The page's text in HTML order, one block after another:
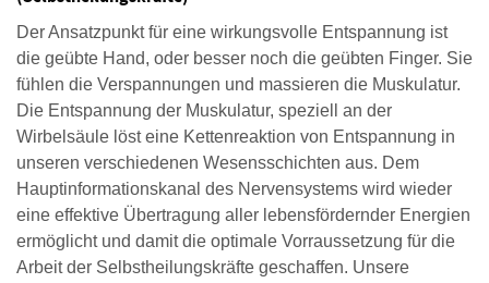
Der Ansatzpunkt für eine wirkungsvolle Entspannung ist
die geübte Hand, oder besser noch die geübten Finger. Sie
fühlen die Verspannungen und massieren die Muskulatur.
Die Entspannung der Muskulatur, speziell an der
Wirbelsäule löst eine Kettenreaktion von Entspannung in
unseren verschiedenen Wesensschichten aus. Dem
Hauptinformationskanal des Nervensystems wird wieder
eine effektive Übertragung aller lebensfördernder Energien
ermöglicht und damit die optimale Vorraussetzung für die
Arbeit der Selbstheilungskräfte geschaffen. Unsere